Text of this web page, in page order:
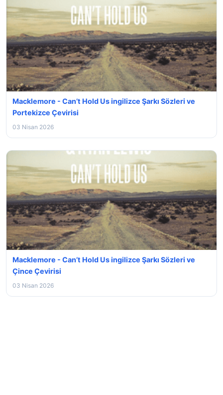
Macklemore - Can’t Hold Us ingilizce Şarkı Sözleri ve
Portekizce Çevirisi
03 Nisan 2026
Macklemore - Can’t Hold Us ingilizce Şarkı Sözleri ve
Çince Çevirisi
03 Nisan 2026